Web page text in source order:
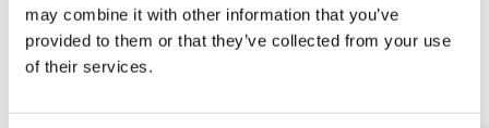
may combine it with other information that you’ve
provided to them or that they’ve collected from your use
of their services.